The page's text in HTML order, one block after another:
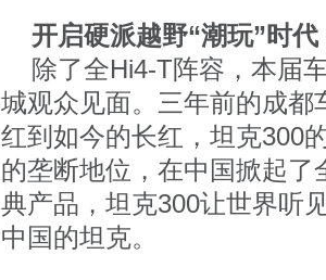
开启硬派越野“潮玩”时
除了全Hi4-T阵容，本届
城观众见面。三年前的成
红到如今的长红，坦克300
的垄断地位，在中国掀起
典产品，坦克300让世界听
中国的坦克。